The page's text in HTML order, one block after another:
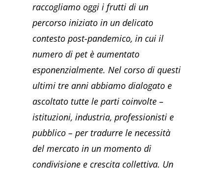
raccogliamo oggi i frutti di un
percorso iniziato in un delicato
contesto post-pandemico, in cui il
numero di pet è aumentato
esponenzialmente. Nel corso di questi
ultimi tre anni abbiamo dialogato e
ascoltato tutte le parti coinvolte –
istituzioni, industria, professionisti e
pubblico – per tradurre le necessità
del mercato in un momento di
condivisione e crescita collettiva. Un